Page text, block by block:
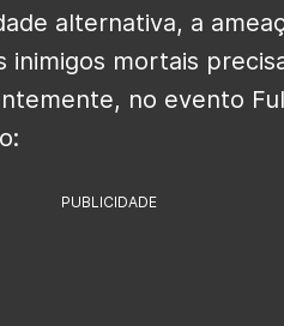
alternativa, a
inimigos mortais
no evento
PUBLICIDADE